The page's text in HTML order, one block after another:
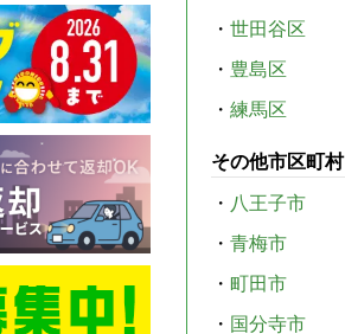
・ 世田谷区
・ 豊島区
・ 練馬区
その他市区町村
・ 八王子市
・ 青梅市
・ 町田市
・ 国分寺市